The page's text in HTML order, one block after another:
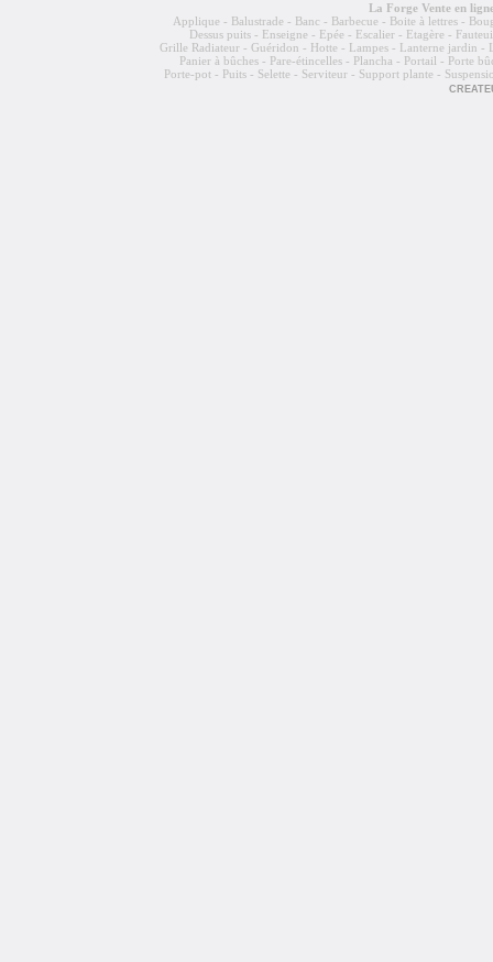
La Forge Vente en
Applique - Balustrade - Banc - Barbecue - Boite à lettres -
Dessus puits - Enseigne - Epée - Escalier - Etagère -
Grille Radiateur - Guéridon - Hotte - Lampes - Lanterne jardin
Panier à bûches - Pare-étincelles - Plancha - Portail - Porte
Porte-pot - Puits - Selette - Serviteur - Support plante -